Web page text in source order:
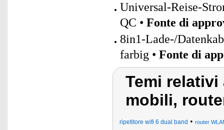
Universal-Reise-
QC • Fonte di
8in1-Lade-/
farbig • Fonte di
Temi
mobili,
ripetitore wifi 6 dual band • router